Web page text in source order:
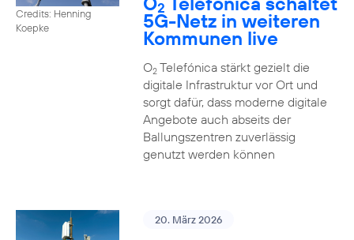
Credits: Henning
Koepke
2
5G-Netz in weiteren
Kommunen live
O2Telefónica stärkt gezielt die
digitale Infrastruktur vor Ort und
sorgt dafür, dass moderne digitale
Angebote auch abseits der
Ballungszentren zuverlässig
genutzt werden können
20. März 2026